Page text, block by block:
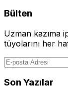
Bülten
Uzman kazıma
tüyolarını her
Son Yazılar